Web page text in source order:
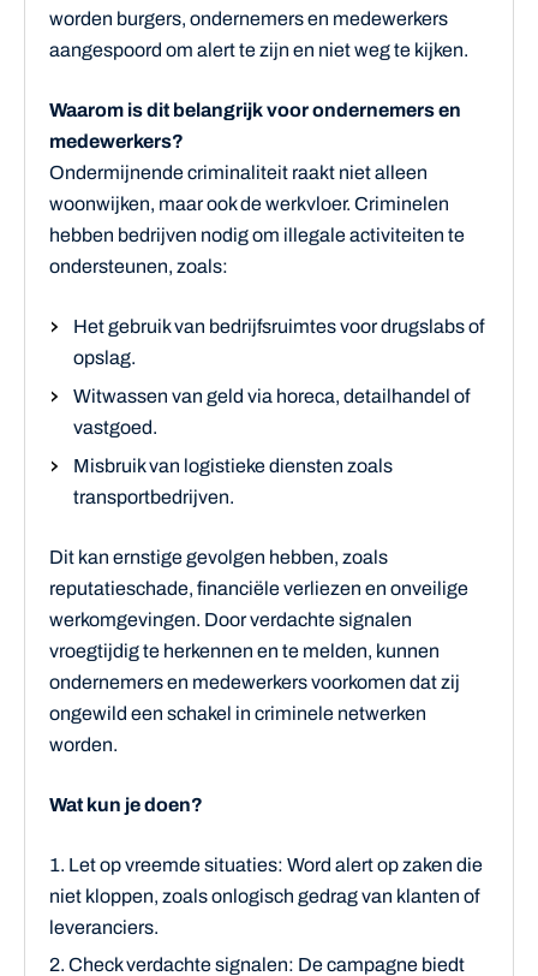
worden burgers, ondernemers en medewerkers
aangespoord om alert te zijn en niet weg te kijken.
Waarom is dit belangrijk voor ondernemers en
medewerkers?
Ondermijnende criminaliteit raakt niet alleen
woonwijken, maar ook de werkvloer. Criminelen
hebben bedrijven nodig om illegale activiteiten te
ondersteunen, zoals:
Het gebruik van bedrijfsruimtes voor drugslabs of
opslag.
Witwassen van geld via horeca, detailhandel of
vastgoed.
Misbruik van logistieke diensten zoals
transportbedrijven.
Dit kan ernstige gevolgen hebben, zoals
reputatieschade, financiële verliezen en onveilige
werkomgevingen. Door verdachte signalen
vroegtijdig te herkennen en te melden, kunnen
ondernemers en medewerkers voorkomen dat zij
ongewild een schakel in criminele netwerken
worden.
Wat kun je doen?
Let op vreemde situaties: Word alert op zaken die
niet kloppen, zoals onlogisch gedrag van klanten of
leveranciers.
Check verdachte signalen: De campagne biedt